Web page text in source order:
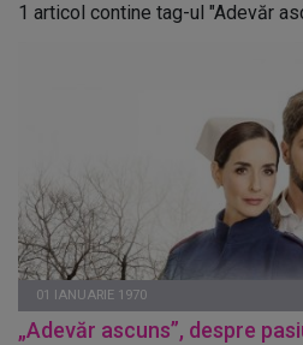
1 articol contine tag-ul "Adevăr
01 IANUARIE 1970
„Adevăr ascuns”, despre